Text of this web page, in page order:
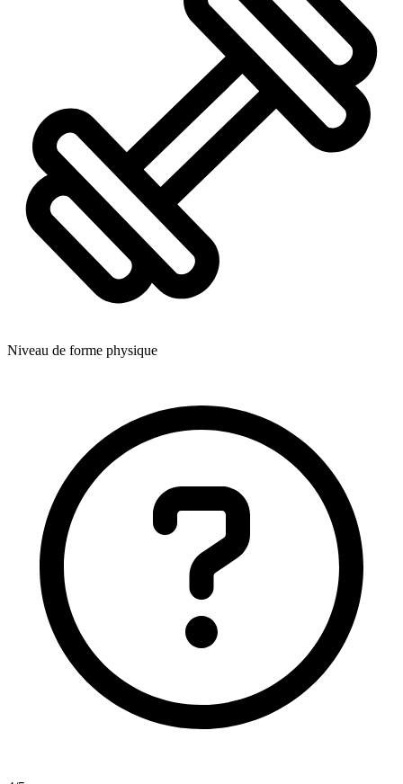
Niveau de forme physique